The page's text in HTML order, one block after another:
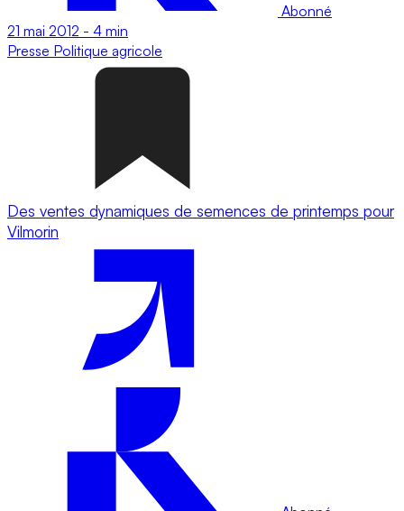
Abonné
21 mai 2012 - 4 min
Presse Politique agricole
Des ventes dynamiques de semences de printemps pour
Vilmorin